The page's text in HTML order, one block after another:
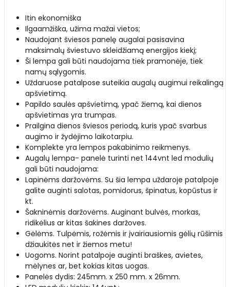
Itin ekonomiška
Ilgaamžiška, užima mažai vietos;
Naudojant šviesos panelę augalai pasisavina
maksimalų šviestuvo skleidžiamą energijos kiekį;
Ši lempa gali būti naudojama tiek pramonėje, tiek
namų sąlygomis.
Uždaruose patalpose suteikia augalų augimui reikalingą
apšvietimą.
Papildo saulės apšvietimą, ypač žiemą, kai dienos
apšvietimas yra trumpas.
Prailgina dienos šviesos periodą, kuris ypač svarbus
augimo ir žydėjimo laikotarpiu.
Komplekte yra lempos pakabinimo reikmenys.
Augalų lempa- panelė turinti net 144vnt led modulių
gali būti naudojama:
Lapinėms daržovėms. Su šia lempa uždaroje patalpoje
galite auginti salotas, pomidorus, špinatus, kopūstus ir
kt.
Šakninėmis daržovėms. Auginant bulvės, morkas,
ridikėlius ar kitas šakines daržoves.
Gėlėms. Tulpėmis, rožėmis ir įvairiausiomis gėlių rūšimis
džiaukitės net ir žiemos metu!
Uogoms. Norint patalpoje auginti braškes, avietes,
mėlynes ar, bet kokias kitas uogas.
Panelės dydis: 245mm. x 250 mm. x 26mm.